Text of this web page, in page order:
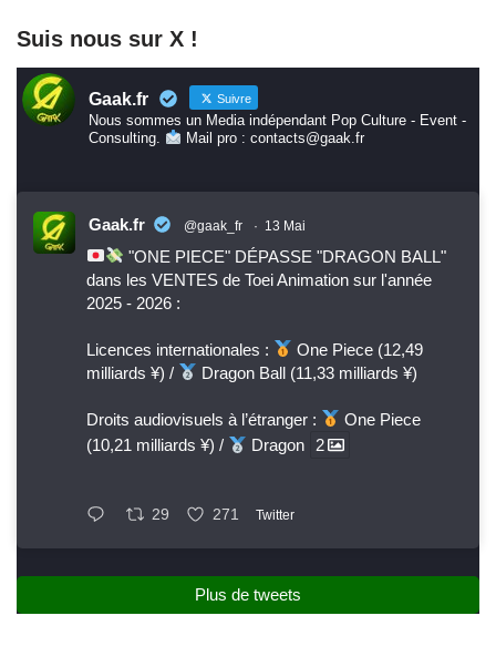
Suis nous sur X !
Gaak.fr Suivre
Nous sommes un Media indépendant Pop Culture - Event -
Consulting.
Mail pro : contacts@gaak.fr
Gaak.fr @gaak_fr · 13 Mai
"ONE PIECE" DÉPASSE "DRAGON BALL"
dans les VENTES de Toei Animation sur l'année
2025 - 2026 :
Licences internationales :
One Piece (12,49
milliards ¥) /
Dragon Ball (11,33 milliards ¥)
Droits audiovisuels à l’étranger :
One Piece
(10,21 milliards ¥) /
Dragon 2
29 271 Twitter
Plus de tweets